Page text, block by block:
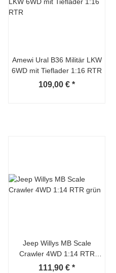
Amewi Ural B36 Militär LKW
6WD mit Tieflader 1:16 RTR
109,00 € *
Jeep Willys MB Scale
Crawler 4WD 1:14 RTR
grün
111,90 € *